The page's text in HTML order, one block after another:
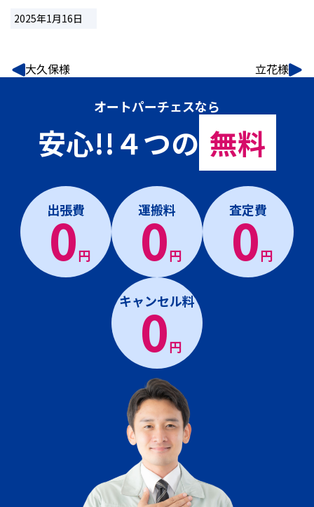
2025年1月16日
大久保様 立花様
オートパーチェスなら
安心!!４つの 無料
出張費
0円
運搬料
0円
査定費
0円
キャンセル料
0円